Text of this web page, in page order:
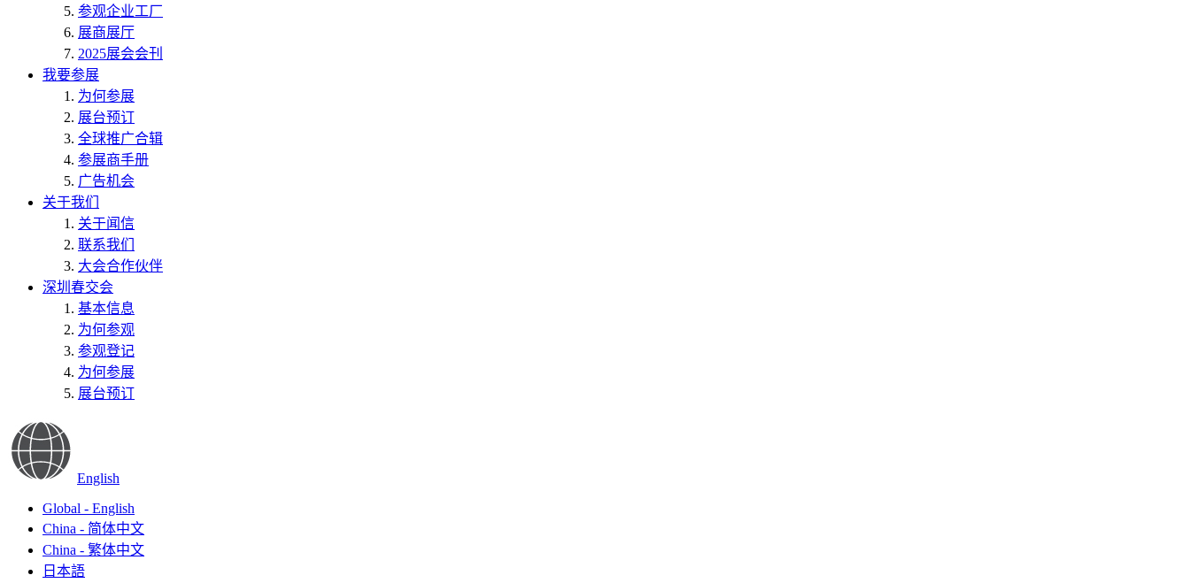
参观企业工厂
展商展厅
2025展会会刊
我要参展
为何参展
展台预订
全球推广合辑
参展商手册
广告机会
关于我们
关于闻信
联系我们
大会合作伙伴
深圳春交会
基本信息
为何参观
参观登记
为何参展
展台预订
English
Global - English
China - 简体中文
China - 繁体中文
日本語